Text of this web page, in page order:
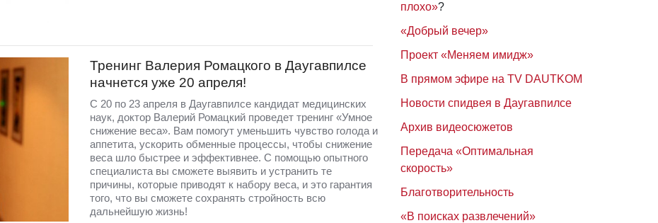
Тренинг Валерия Ромацкого в Даугавпилсе
начнется уже 20 апреля!
С 20 по 23 апреля в Даугавпилсе кандидат медицинских
наук, доктор Валерий Ромацкий проведет тренинг «Умное
снижение веса». Вам помогут уменьшить чувство голода и
аппетита, ускорить обменные процессы, чтобы снижение
веса шло быстрее и эффективнее. С помощью опытного
специалиста вы сможете выявить и устранить те
причины, которые приводят к набору веса, и это гарантия
того, что вы сможете сохранять стройность всю
дальнейшую жизнь!
плохо»?
«Добрый вечер»
Проект «Меняем имидж»
В прямом эфире на TV DAUTKOM
Новости спидвея в Даугавпилсе
Архив видеосюжетов
Передача «Оптимальная
скорость»
Благотворительность
«В поисках развлечений»